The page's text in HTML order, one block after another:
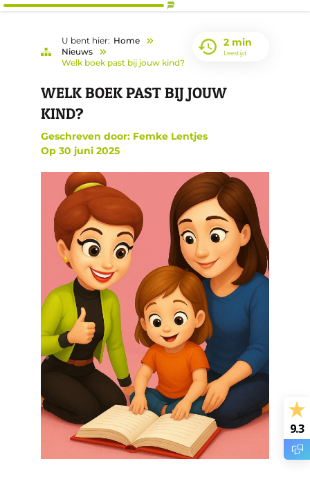
U bent hier: Home
Nieuws
Welk boek past bij jouw kind?
2 min
Leestijd
WELK BOEK PAST BIJ JOUW
KIND?
Geschreven door: Femke Lentjes
Op 30 juni 2025
9.3